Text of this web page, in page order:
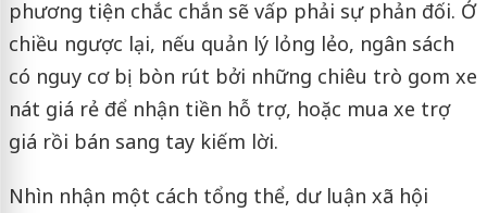
phương tiện chắc chắn sẽ vấp phải sự phản đối. Ở
chiều ngược lại, nếu quản lý lỏng lẻo, ngân sách
có nguy cơ bị bòn rút bởi những chiêu trò gom xe
nát giá rẻ để nhận tiền hỗ trợ, hoặc mua xe trợ
giá rồi bán sang tay kiếm lời.
Nhìn nhận một cách tổng thể, dư luận xã hội